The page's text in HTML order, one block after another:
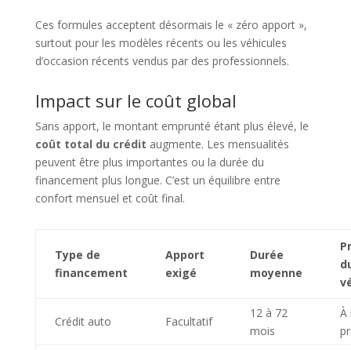
Ces formules acceptent désormais le « zéro apport »,
surtout pour les modèles récents ou les véhicules
d’occasion récents vendus par des professionnels.
Impact sur le coût global
Sans apport, le montant emprunté étant plus élevé, le
coût total du crédit augmente. Les mensualités
peuvent être plus importantes ou la durée du
financement plus longue. C’est un équilibre entre
confort mensuel et coût final.
Type de
financement
Apport
exigé
Durée
moyenne
Crédit auto Facultatif
12 à 72
mois
À